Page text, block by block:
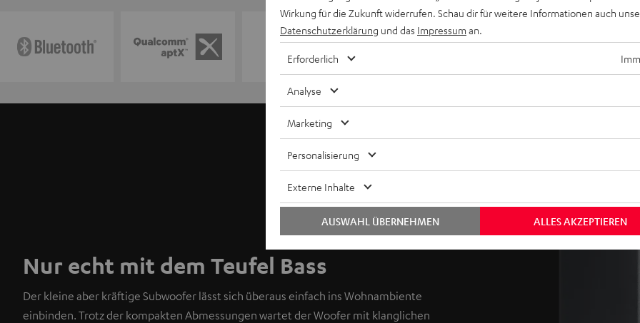
Nur echt mit dem Teufel Bass
Der kleine aber kräftige Subwoofer lässt sich überaus einfach ins Wohnambiente
einbinden. Trotz der kompakten Abmessungen wartet der Woofer mit klanglichen
Wirkung für die Zukunft widerrufen. Schau dir für weitere Informationen auch
Datenschutzerklärung und das Impressum an.
Erforderlich
Analyse
Marketing
Personalisierung
Externe Inhalte
ALLES AKZEPTIEREN
AUSWAHL ÜBERNEHMEN